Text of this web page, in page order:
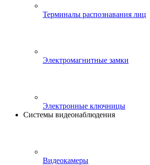
Терминалы распознавания лиц
Электромагнитные замки
Электронные ключницы
Системы видеонаблюдения
Видеокамеры